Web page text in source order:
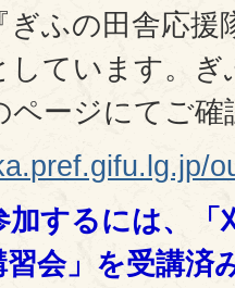
ぎふの田舎応
しています。ぎ
ページにてご確
加するには、「
会」を受講済